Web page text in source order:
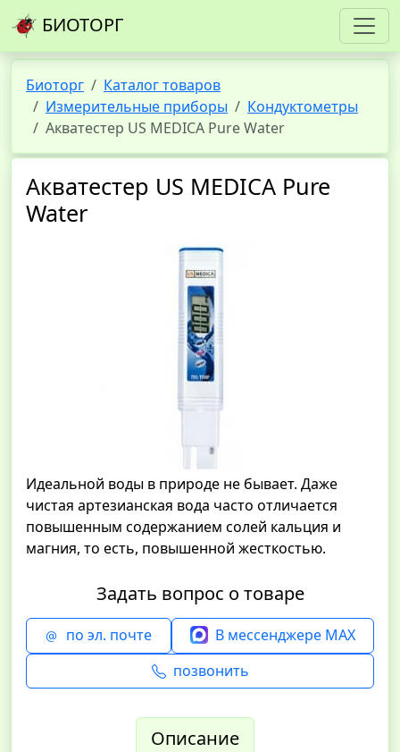
БИОТОРГ
Биоторг
Каталог товаров
Измерительные приборы
Кондуктометры
Акватестер US MEDICA Pure Water
Акватестер US MEDICA Pure
Water
Идеальной воды в природе не бывает. Даже
чистая артезианская вода часто отличается
повышенным содержанием солей кальция и
магния, то есть, повышенной жесткостью.
Задать вопрос о товаре
по эл. почте
В мессенджере MAX
позвонить
Описание